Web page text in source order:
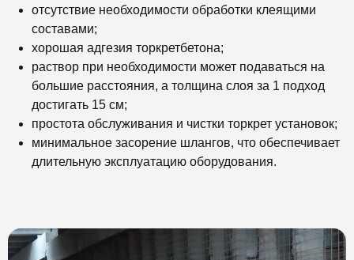
отсутствие необходимости обработки клеящими
составами;
хорошая адгезия торкретбетона;
раствор при необходимости может подаваться на
большие расстояния, а толщина слоя за 1 подход
достигать 15 см;
простота обслуживания и чистки торкрет установок;
минимальное засорение шлангов, что обеспечивает
длительную эксплуатацию оборудования.